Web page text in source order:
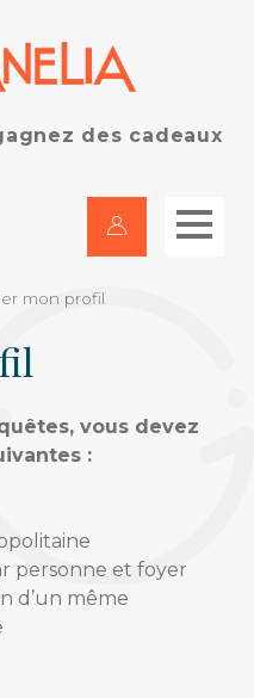
des cadeaux
mon profil
vous devez
:
personne et foyer
d’un même